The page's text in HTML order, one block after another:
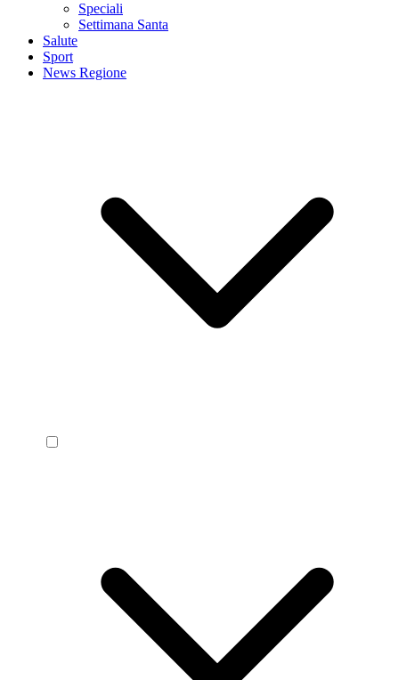
Speciali
Settimana Santa
Salute
Sport
News Regione